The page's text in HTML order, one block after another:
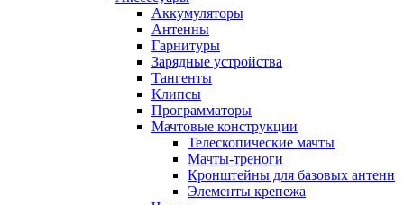
Аккумуляторы
Антенны
Гарнитуры
Зарядные устройства
Тангенты
Клипсы
Программаторы
Мачтовые конструкции
Телескопические мачты
Мачты-треноги
Кронштейны для базовых антенн
Элементы крепежа